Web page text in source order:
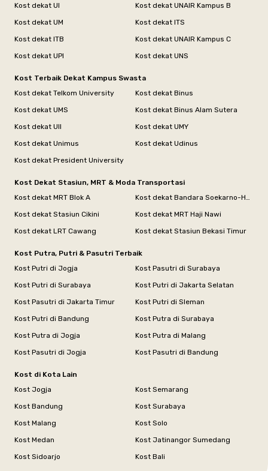
Kost dekat UI
Kost dekat UNAIR Kampus B
Kost dekat UM
Kost dekat ITS
Kost dekat ITB
Kost dekat UNAIR Kampus C
Kost dekat UPI
Kost dekat UNS
Kost Terbaik Dekat Kampus Swasta
Kost dekat Telkom University
Kost dekat Binus
Kost dekat UMS
Kost dekat Binus Alam Sutera
Kost dekat UII
Kost dekat UMY
Kost dekat Unimus
Kost dekat Udinus
Kost dekat President University
Kost Dekat Stasiun, MRT & Moda Transportasi
Kost dekat MRT Blok A
Kost dekat Bandara Soekarno-Hatta
Kost dekat Stasiun Cikini
Kost dekat MRT Haji Nawi
Kost dekat LRT Cawang
Kost dekat Stasiun Bekasi Timur
Kost Putra, Putri & Pasutri Terbaik
Kost Putri di Jogja
Kost Pasutri di Surabaya
Kost Putri di Surabaya
Kost Putri di Jakarta Selatan
Kost Pasutri di Jakarta Timur
Kost Putri di Sleman
Kost Putri di Bandung
Kost Putra di Surabaya
Kost Putra di Jogja
Kost Putra di Malang
Kost Pasutri di Jogja
Kost Pasutri di Bandung
Kost di Kota Lain
Kost Jogja
Kost Semarang
Kost Bandung
Kost Surabaya
Kost Malang
Kost Solo
Kost Medan
Kost Jatinangor Sumedang
Kost Sidoarjo
Kost Bali